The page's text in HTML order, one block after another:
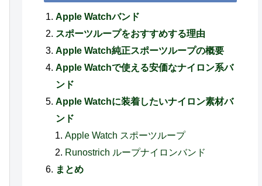
Apple Watchバンド
スポーツループをおすすめする理由
Apple Watch純正スポーツループの概要
Apple Watchで使える安価なナイロン系バ
ンド
Apple Watchに装着したいナイロン素材バ
ンド
Apple Watch スポーツループ
Runostrich ループナイロンバンド
まとめ